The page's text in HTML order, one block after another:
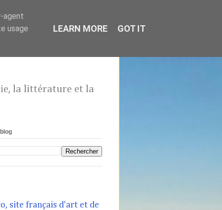
la littérature et la
site français d'art et de
agent
usage
LEARN MORE GOT IT